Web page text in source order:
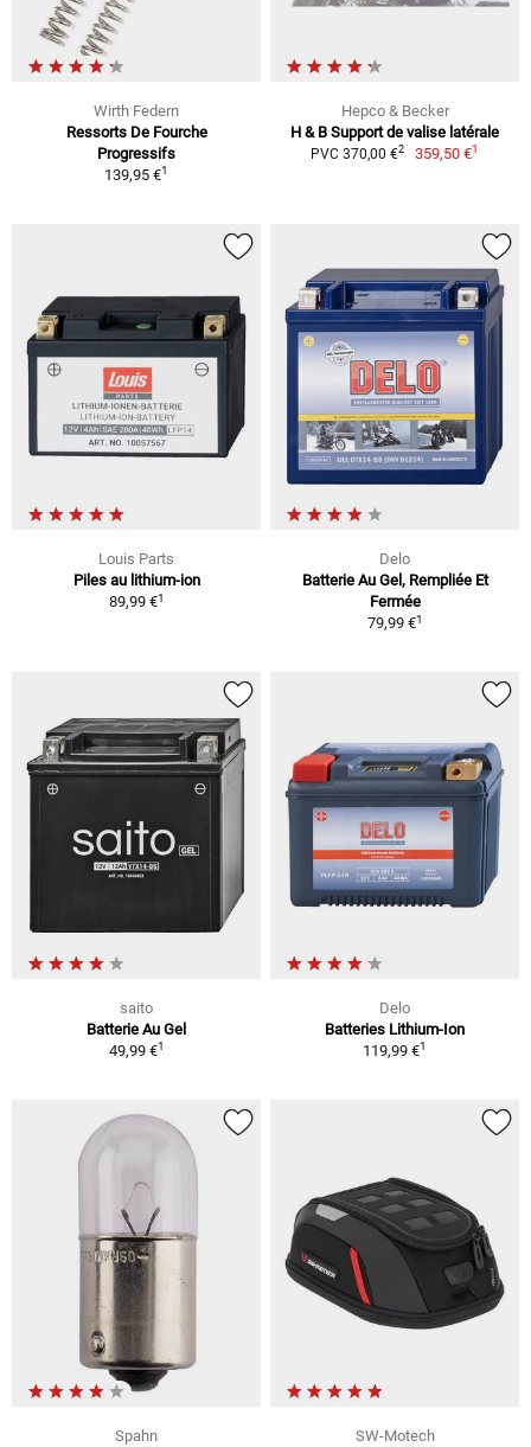
Wirth Federn
Ressorts De Fourche
Progressifs
139,95 €1
Hepco & Becker
H & B Support de valise latérale
PVC 370,00 €2 359,50 €1
Louis Parts
Piles au lithium-ion
89,99 €1
Delo
Batterie Au Gel, Rempliée Et
Fermée
79,99 €1
saito
Batterie Au Gel
49,99 €1
Delo
Batteries Lithium-Ion
119,99 €1
Spahn SW-Motech